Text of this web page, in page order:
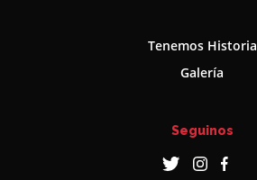
Tenemos Historia
Galería
Seguinos